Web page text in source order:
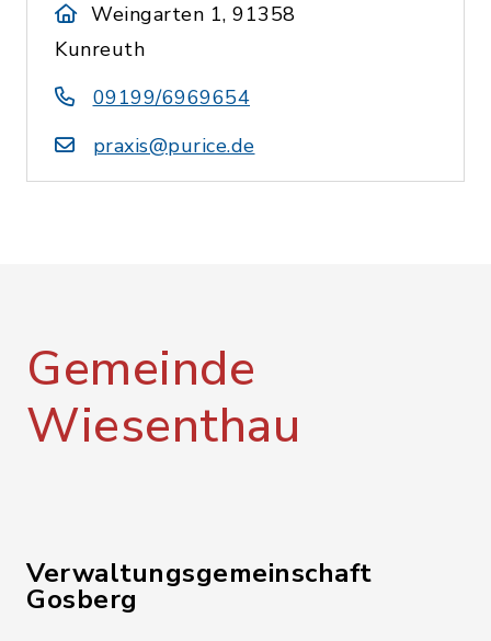
Weingarten 1, 91358
Kunreuth
09199/6969654
praxis@purice.de
Gemeinde
Wiesenthau
Verwaltungsgemeinschaft
Gosberg